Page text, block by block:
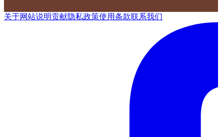
关于网站说明贡献隐私政策使用条款联系我们